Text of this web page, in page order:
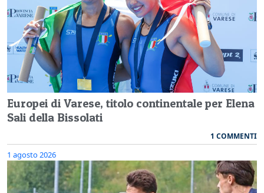
Europei di Varese, titolo continentale per Elena
Sali della Bissolati
1 COMMENTI
1 agosto 2026